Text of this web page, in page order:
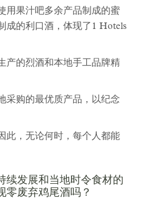
用果汁吧多余产品制成的蜜
成的利口酒，体现了1 Hotels
产的烈酒和本地手工品牌精
采购的最优质产品，以纪念
此，无论何时，每个人都能
续发展和当地时令食材的
零废弃鸡尾酒吗？